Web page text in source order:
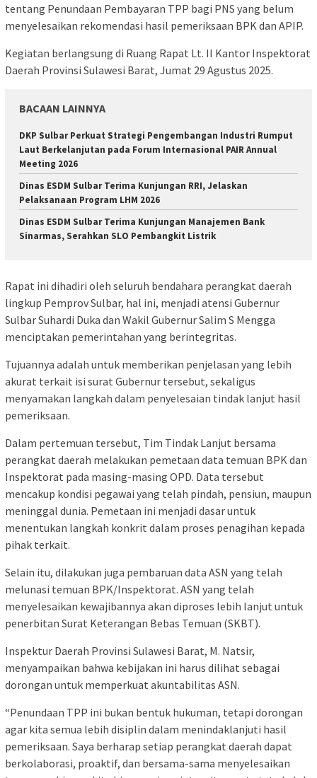
tentang Penundaan Pembayaran TPP bagi PNS yang belum
menyelesaikan rekomendasi hasil pemeriksaan BPK dan APIP.
Kegiatan berlangsung di Ruang Rapat Lt. II Kantor Inspektorat
Daerah Provinsi Sulawesi Barat, Jumat 29 Agustus 2025.
BACAAN LAINNYA
DKP Sulbar Perkuat Strategi Pengembangan Industri Rumput
Laut Berkelanjutan pada Forum Internasional PAIR Annual
Meeting 2026
Dinas ESDM Sulbar Terima Kunjungan RRI, Jelaskan
Pelaksanaan Program LHM 2026
Dinas ESDM Sulbar Terima Kunjungan Manajemen Bank
Sinarmas, Serahkan SLO Pembangkit Listrik
Rapat ini dihadiri oleh seluruh bendahara perangkat daerah
lingkup Pemprov Sulbar, hal ini, menjadi atensi Gubernur
Sulbar Suhardi Duka dan Wakil Gubernur Salim S Mengga
menciptakan pemerintahan yang berintegritas.
Tujuannya adalah untuk memberikan penjelasan yang lebih
akurat terkait isi surat Gubernur tersebut, sekaligus
menyamakan langkah dalam penyelesaian tindak lanjut hasil
pemeriksaan.
Dalam pertemuan tersebut, Tim Tindak Lanjut bersama
perangkat daerah melakukan pemetaan data temuan BPK dan
Inspektorat pada masing-masing OPD. Data tersebut
mencakup kondisi pegawai yang telah pindah, pensiun, maupun
meninggal dunia. Pemetaan ini menjadi dasar untuk
menentukan langkah konkrit dalam proses penagihan kepada
pihak terkait.
Selain itu, dilakukan juga pembaruan data ASN yang telah
melunasi temuan BPK/Inspektorat. ASN yang telah
menyelesaikan kewajibannya akan diproses lebih lanjut untuk
penerbitan Surat Keterangan Bebas Temuan (SKBT).
Inspektur Daerah Provinsi Sulawesi Barat, M. Natsir,
menyampaikan bahwa kebijakan ini harus dilihat sebagai
dorongan untuk memperkuat akuntabilitas ASN.
“Penundaan TPP ini bukan bentuk hukuman, tetapi dorongan
agar kita semua lebih disiplin dalam menindaklanjuti hasil
pemeriksaan. Saya berharap setiap perangkat daerah dapat
berkolaborasi, proaktif, dan bersama-sama menyelesaikan